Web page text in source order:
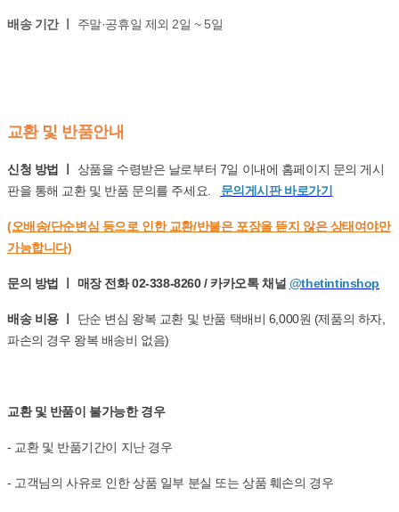
배송 기간 ㅣ 주말·공휴일 제외 2일 ~ 5일
교환 및 반품안내
신청 방법 ㅣ 상품을 수령받은 날로부터 7일 이내에 홈페이지 문의 게시
판을 통해 교환 및 반품 문의를 주세요. 문의게시판 바로가기
(오배송/단순변심 등으로 인한 교환/반불은 포장을 뜯지 않은 상태여야만
가능합니다)
문의 방법 ㅣ 매장 전화 02-338-8260 / 카카오톡 채널 @thetintinshop
배송 비용 ㅣ
단순 변심 왕복 교환 및 반품 택배비 6,000원 (제품의 하자,
파손의 경우 왕복 배송비 없음)
교환 및 반품이 불가능한 경우
- 교환 및 반품기간이 지난 경우
- 고객님의 사유로 인한 상품 일부 분실 또는 상품 훼손의 경우